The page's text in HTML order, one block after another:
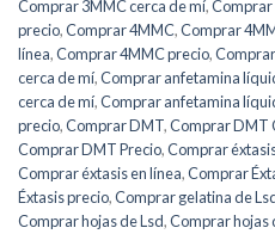
Comprar 3MMC cerca de mí,Comprar
precio,Comprar 4MMC,Comprar
línea,Comprar 4MMC precio,
cerca de mí,Comprar anfetamina
cerca de mí,Comprar anfetamina
precio,Comprar DMT,Comprar DMT
Comprar DMT Precio,Comprar
Comprar éxtasis en línea,Comprar
Éxtasis precio,Comprar gelatina de
Comprar hojas de Lsd,Comprar hojas